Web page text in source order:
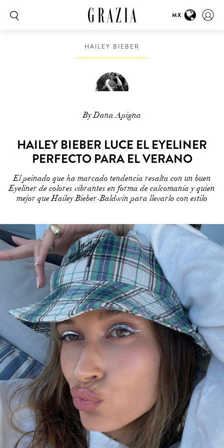
MX
HAILEY BIEBER
By Dana Apigna
HAILEY BIEBER LUCE EL EYELINER
PERFECTO PARA EL VERANO
El peinado que ha marcado tendencia resalta con un buen
Eyeliner de colores vibrantes en forma de calcomanía y quien
mejor que Hailey Bieber-Baldwin para llevarlo con estilo